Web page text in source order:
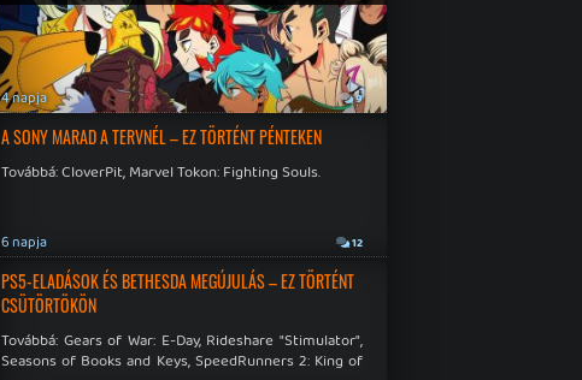
4 napja 9
A SONY MARAD A TERVNÉL – EZ TÖRTÉNT PÉNTEKEN
Továbbá: CloverPit, Marvel Tokon: Fighting Souls.
6 napja 12
PS5-ELADÁSOK ÉS BETHESDA MEGÚJULÁS – EZ TÖRTÉNT
CSÜTÖRTÖKÖN
Továbbá: Gears of War: E-Day, Rideshare "Stimulator",
Seasons of Books and Keys, SpeedRunners 2: King of